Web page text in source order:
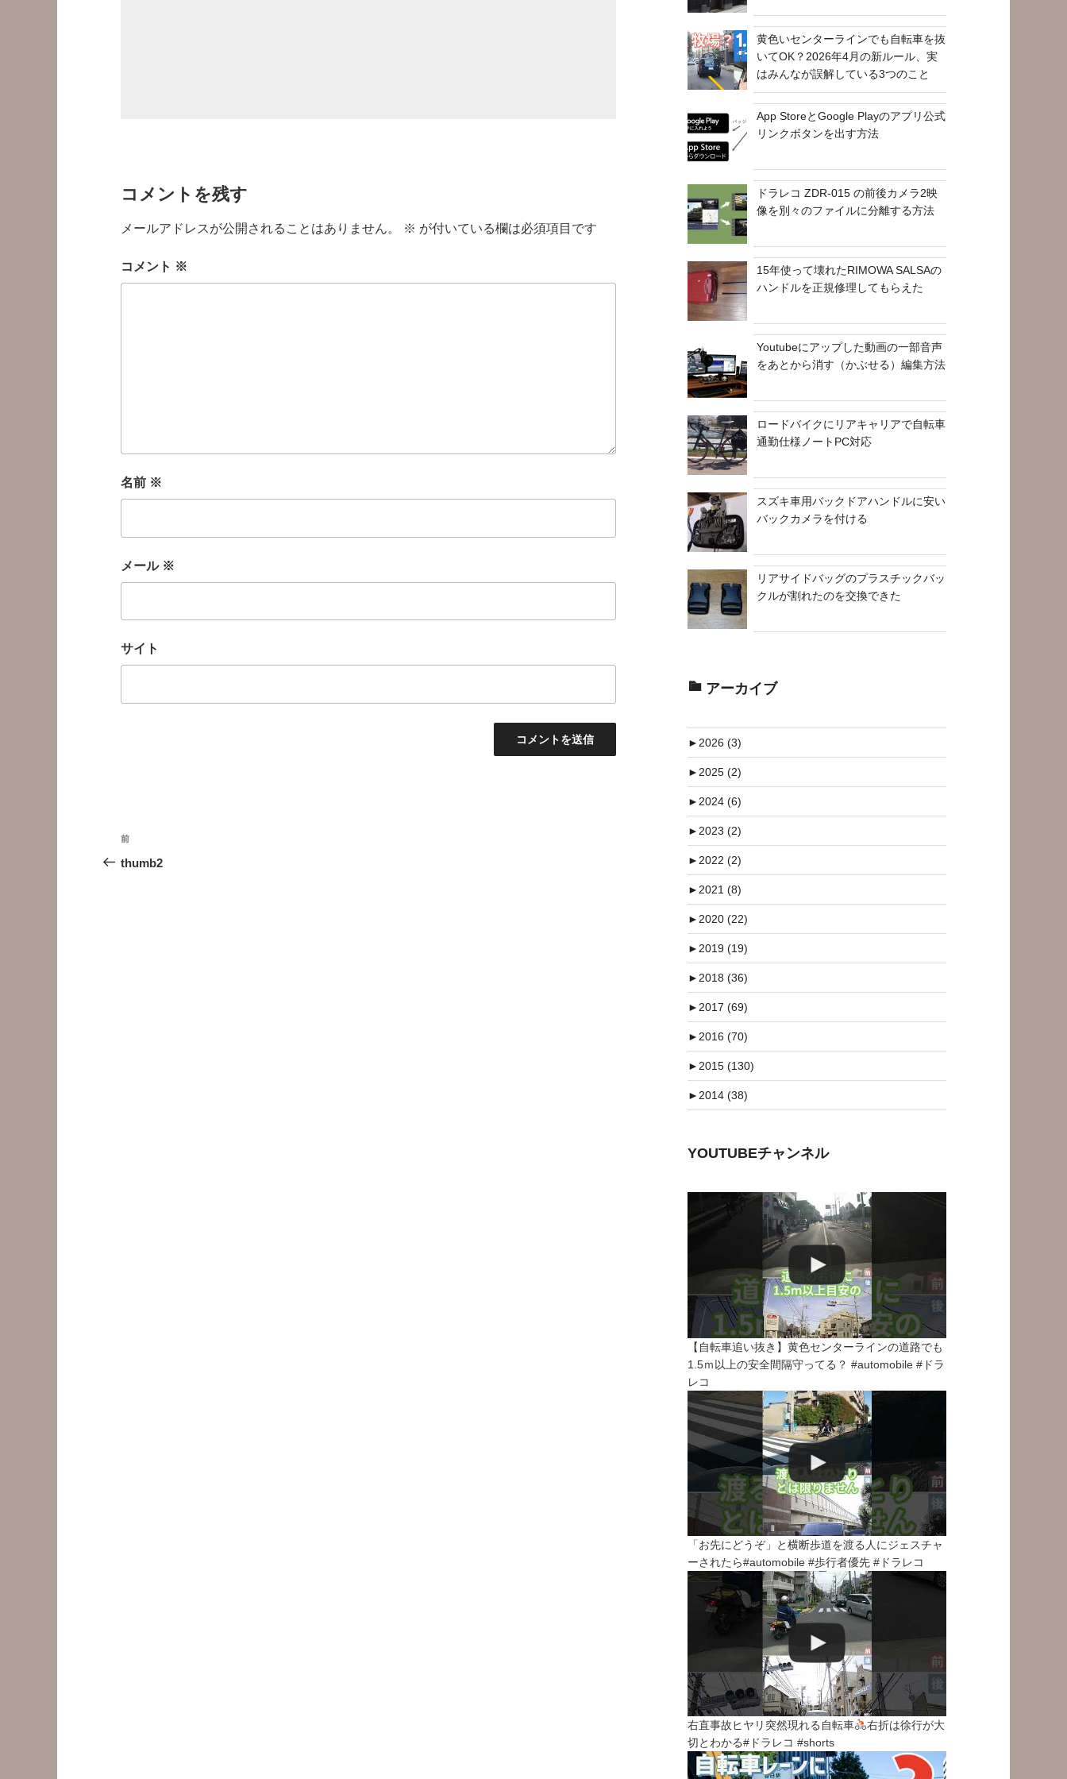
コメントを残す
メールアドレスが公開されることはありません。 ※ が付いている欄は必須項目です
コメント ※
名前 ※
メール ※
サイト
投
稿
前
の
前
thumb2
黄色いセンターラインでも自転車を抜
いてOK？2026年4月の新ルール、実
はみんなが誤解している3つのこと
App StoreとGoogle Playのアプリ公式
リンクボタンを出す方法
ドラレコ ZDR-015 の前後カメラ2映
像を別々のファイルに分離する方法
15年使って壊れたRIMOWA SALSAの
ハンドルを正規修理してもらえた
Youtubeにアップした動画の一部音声
をあとから消す（かぶせる）編集方法
ロードバイクにリアキャリアで自転車
通勤仕様ノートPC対応
スズキ車用バックドアハンドルに安い
バックカメラを付ける
リアサイドバッグのプラスチックバッ
クルが割れたのを交換できた
アーカイブ
►2026 (3)
►2025 (2)
►2024 (6)
►2023 (2)
►2022 (2)
►2021 (8)
►2020 (22)
►2019 (19)
►2018 (36)
►2017 (69)
►2016 (70)
►2015 (130)
►2014 (38)
YOUTUBEチャンネル
【自転車追い抜き】黄色センターラインの道路でも
1.5ｍ以上の安全間隔守ってる？ #automobile #ドラ
レコ
「お先にどうぞ」と横断歩道を渡る人にジェスチャ
ーされたら#automobile #歩行者優先 #ドラレコ
右直事故ヒヤリ突然現れる自転車
右折は徐行が大
切とわかる#ドラレコ #shorts